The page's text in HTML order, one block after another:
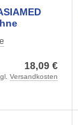
18,09 €
Versandkosten